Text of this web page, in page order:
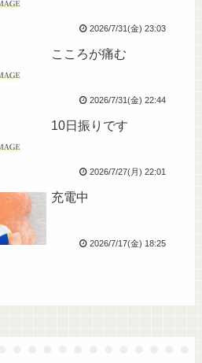
2026/7/31(金) 23:03
こころが痛む
2026/7/31(金) 22:44
10日振りです
2026/7/27(月) 22:01
充電中
2026/7/17(金) 18:25